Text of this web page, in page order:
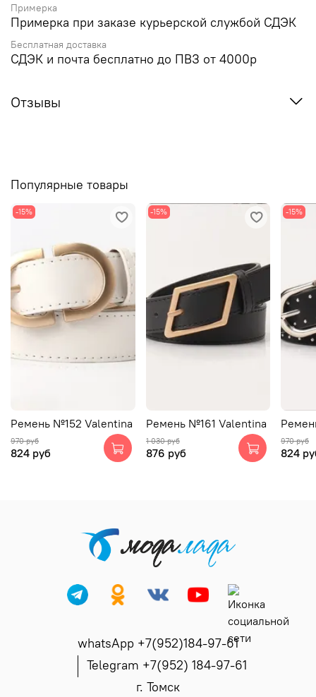
Примерка
Примерка при заказе курьерской службой СДЭК
Бесплатная доставка
СДЭК и почта бесплатно до ПВЗ от 4000р
Отзывы
Популярные товары
-15%
Ремень №152 Valentina
970 руб
824 руб
-15%
Ремень №161 Valentina
1 030 руб
876 руб
-15%
970 руб
824
whatsApp +7(952)184-97-61
Telegram +7(952) 184-97-61
г. Томск